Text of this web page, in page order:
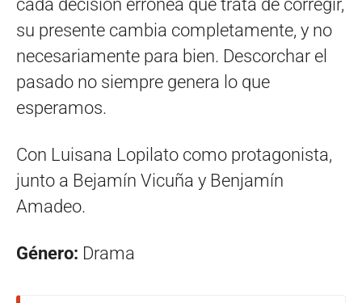
cada decisión errónea que trata de corregir,
su presente cambia completamente, y no
necesariamente para bien. Descorchar el
pasado no siempre genera lo que
esperamos.
Con Luisana Lopilato como protagonista,
junto a Bejamín Vicuña y Benjamín
Amadeo.
Género: Drama